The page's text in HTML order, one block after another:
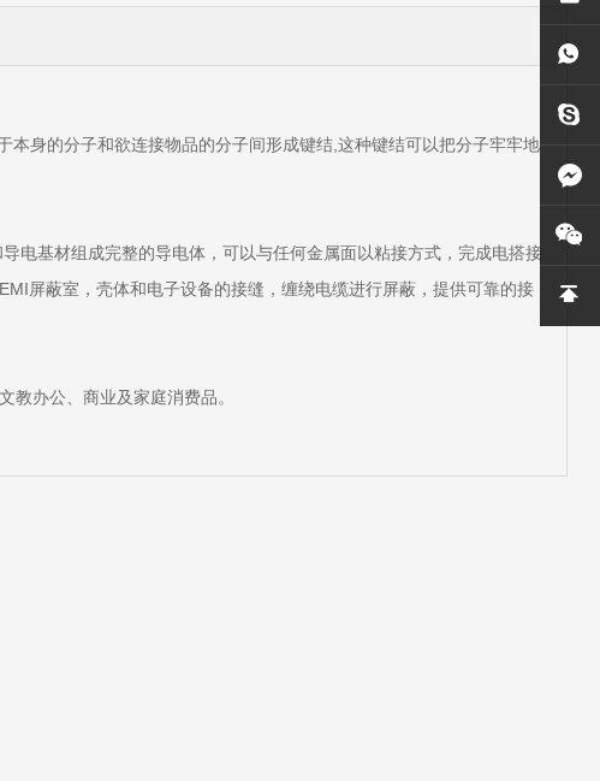
身的分子和欲连接物品的分子间形成键结,这种键结可以把分子牢牢地
电基材组成完整的导电体，可以与任何金属面以粘接方式，完成电搭接
屏蔽室，壳体和电子设备的接缝，缠绕电缆进行屏蔽，提供可靠的接
教办公、商业及家庭消费品。